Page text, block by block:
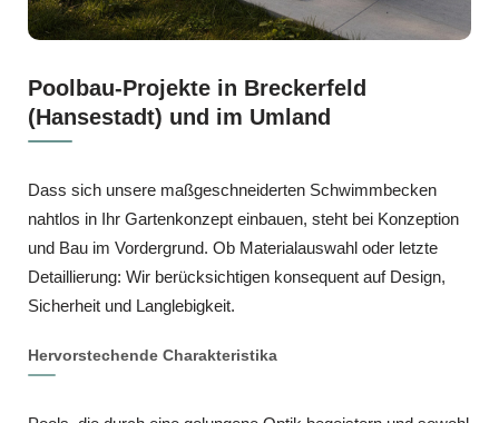
Poolbau-Projekte in Breckerfeld
(Hansestadt) und im Umland
Dass sich unsere maßgeschneiderten Schwimmbecken
nahtlos in Ihr Gartenkonzept einbauen, steht bei Konzeption
und Bau im Vordergrund. Ob Materialauswahl oder letzte
Detaillierung: Wir berücksichtigen konsequent auf Design,
Sicherheit und Langlebigkeit.
Hervorstechende Charakteristika